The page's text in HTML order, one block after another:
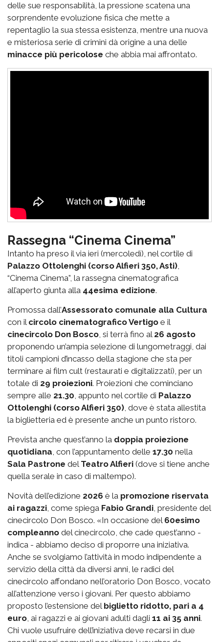
delle sue responsabilità, la pressione scatena una
sorprendente evoluzione fisica che mette a
repentaglio la sua stessa esistenza, mentre una nuova
e misteriosa serie di crimini dà origine a una delle
minacce più pericolose che abbia mai affrontato.
Rassegna “Cinema Cinema”
Intanto ha preso il via ieri (mercoledì), nel cortile di
Palazzo Ottolenghi (corso Alfieri 350, Asti),
“Cinema Cinema”, la rassegna cinematografica
all’aperto giunta alla 44esima edizione.
Promossa dall’Assessorato comunale alla Cultura
con il circolo cinematografico Vertigo e il
cinecircolo Don Bosco, si terrà fino al 26 agosto
proponendo un’ampia selezione di lungometraggi, dai
titoli campioni d’incasso della stagione che sta per
terminare ai film cult (restaurati e digitalizzati), per un
totale di 29 proiezioni. Proiezioni che cominciano
sempre alle 21.30, appunto nel cortile di Palazzo
Ottolenghi (corso Alfieri 350), dove è stata allestita
la biglietteria ed è presente anche un punto ristoro.
Prevista anche quest’anno la doppia proiezione
quotidiana, con l’appuntamento delle 17.30 nella
Sala Pastrone del Teatro Alfieri (dove si tiene anche
quella serale in caso di maltempo).
Novità dell’edizione 2026 è la promozione riservata
ai ragazzi, come spiega Fabio Grandi, presidente del
cinecircolo Don Bosco. «In occasione del 60esimo
compleanno del cinecircolo, che cade quest’anno -
indica - abbiamo deciso di proporre una iniziativa.
Anche se svolgiamo l’attività in modo indipendente a
servizio della città da diversi anni, le radici del
cinecircolo affondano nell’oratorio Don Bosco, vocato
all’attenzione verso i giovani. Per questo abbiamo
proposto l’estensione del biglietto ridotto, pari a 4
euro, ai ragazzi e ai giovani adulti dagli 11 ai 35 anni.
Chi vuole usufruire dell’iniziativa deve recarsi in due